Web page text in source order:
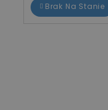
Brak Na Stanie